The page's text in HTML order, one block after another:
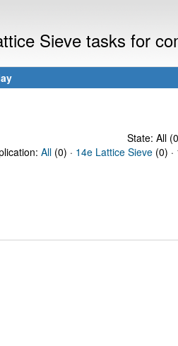
Sieve tasks for
State: All
All (0) · 14e Lattice Sieve (0)